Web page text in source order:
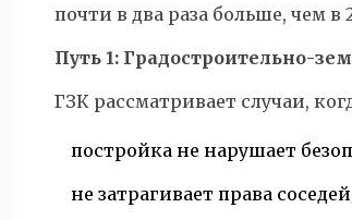
почти в два раза больше, чем
Путь 1: Градостроительно-
ГЗК рассматривает случаи,
постройка не нарушает
не затрагивает права